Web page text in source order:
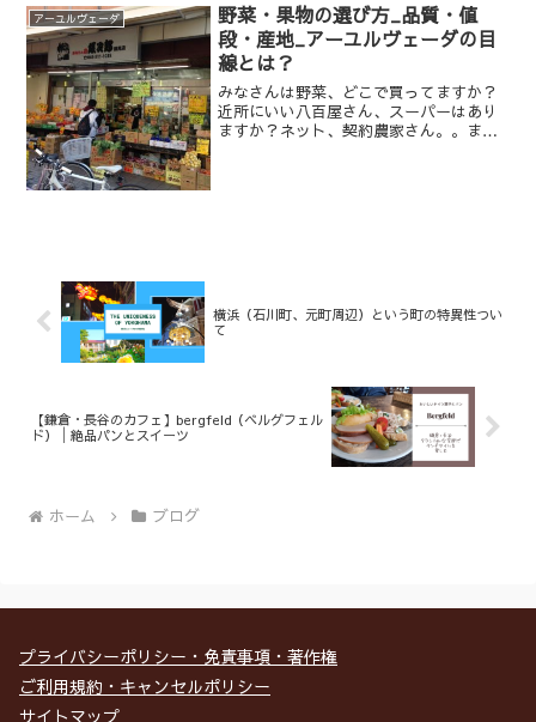
アーユルヴェーダ
野菜・果物の選び方_品質・値
段・産地_アーユルヴェーダの目
線とは？
みなさんは野菜、どこで買ってますか？
近所にいい八百屋さん、スーパーはあり
ますか？ネット、契約農家さん。。また
横浜（石川町、元町周辺）という町の特異性つい
て
【鎌倉・長谷のカフェ】bergfeld（ベルグフェル
ド）│絶品パンとスイーツ
ホーム ブログ
プライバシーポリシー・免責事項・著作権
ご利用規約・キャンセルポリシー
サイトマップ